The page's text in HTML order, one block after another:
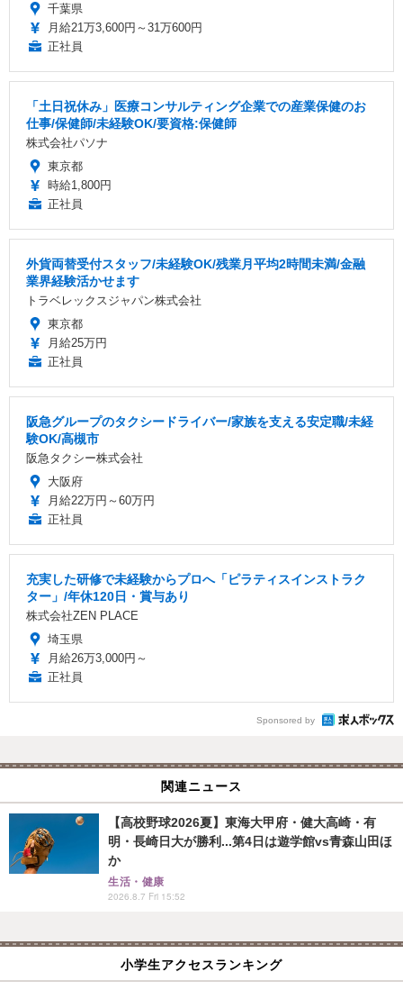
千葉県
月給21万3,600円～31万600円
正社員
「土日祝休み」医療コンサルティング企業での産業保健のお
仕事/保健師/未経験OK/要資格:保健師
株式会社パソナ
東京都
時給1,800円
正社員
外貨両替受付スタッフ/未経験OK/残業月平均2時間未満/金融
業界経験活かせます
トラベレックスジャパン株式会社
東京都
月給25万円
正社員
阪急グループのタクシードライバー/家族を支える安定職/未経
験OK/高槻市
阪急タクシー株式会社
大阪府
月給22万円～60万円
正社員
充実した研修で未経験からプロへ「ピラティスインストラク
ター」/年休120日・賞与あり
株式会社ZEN PLACE
埼玉県
月給26万3,000円～
正社員
Sponsored by
関連ニュース
【高校野球2026夏】東海大甲府・健大高崎・有
明・長崎日大が勝利...第4日は遊学館vs青森山田ほ
か
生活・健康
2026.8.7 Fri 15:52
小学生アクセスランキング